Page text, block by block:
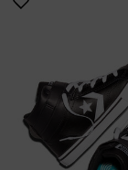
Añadir